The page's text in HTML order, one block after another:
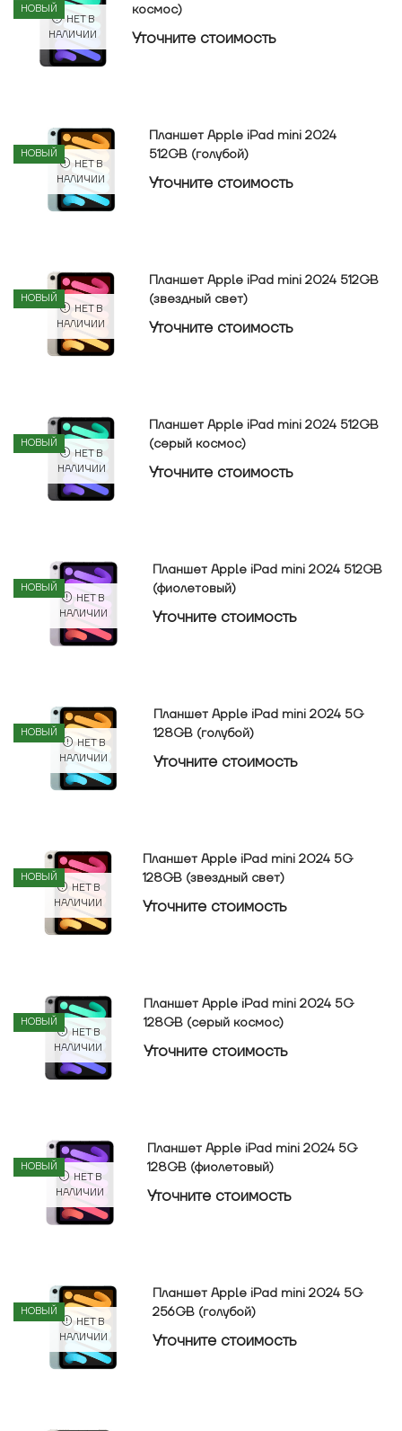
НОВЫЙ
НЕТ В
НАЛИЧИИ
космос)
Уточнитe стоимость
НОВЫЙ
НЕТ В
НАЛИЧИИ
Планшет Apple iPad mini 2024
512GB (голубой)
Уточнитe стоимость
НОВЫЙ
НЕТ В
НАЛИЧИИ
Планшет Apple iPad mini 2024 512GB
(звездный свет)
Уточнитe стоимость
НОВЫЙ
НЕТ В
НАЛИЧИИ
Планшет Apple iPad mini 2024 512GB
(серый космос)
Уточнитe стоимость
НОВЫЙ
НЕТ В
НАЛИЧИИ
Планшет Apple iPad mini 2024 512GB
(фиолетовый)
Уточнитe стоимость
НОВЫЙ
НЕТ В
НАЛИЧИИ
Планшет Apple iPad mini 2024 5G
128GB (голубой)
Уточнитe стоимость
НОВЫЙ
НЕТ В
НАЛИЧИИ
Планшет Apple iPad mini 2024 5G
128GB (звездный свет)
Уточнитe стоимость
НОВЫЙ
НЕТ В
НАЛИЧИИ
Планшет Apple iPad mini 2024 5G
128GB (серый космос)
Уточнитe стоимость
НОВЫЙ
НЕТ В
НАЛИЧИИ
Планшет Apple iPad mini 2024 5G
128GB (фиолетовый)
Уточнитe стоимость
НОВЫЙ
НЕТ В
НАЛИЧИИ
Планшет Apple iPad mini 2024 5G
256GB (голубой)
Уточнитe стоимость